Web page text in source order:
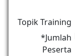
Topik Training
*Jumlah
Peserta